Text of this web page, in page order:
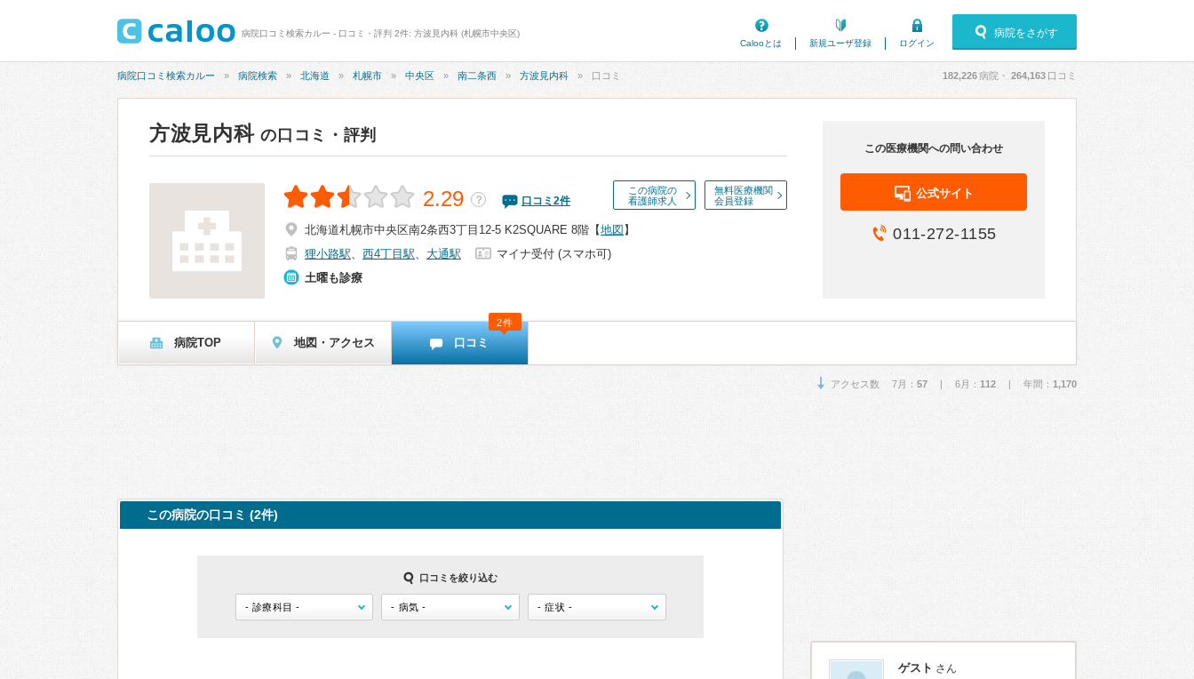
病院口コミ検索カルー - 口コミ・評判 2件: 方波見内科 (札幌市中央区)
Calooとは
新規ユーザ登録 ログイン
病院をさがす
病院口コミ検索カルー 病院検索 北海道 札幌市 中央区 南二条西 方波見内科 口コミ 182,226病院・ 264,163 口コミ
方波見内科 の口コミ・評判
この病院の
看護師求人
無料医療機関
会員登録
2.29 ？ 口コミ 2件
北海道札幌市中央区南2条西3丁目12-5 K2SQUARE 8階 【地図 】
狸小路駅、 西4丁目駅、 大通駅
マイナ受付 (スマホ可)
土曜も診療
この医療機関への問い合わせ
公式サイト
011-272-1155
病院TOP 地図・アクセス 口コミ
2件
アクセス数 7月： 57 | 6月： 112 | 年間： 1,170
この病院の口コミ (2件)
口コミを絞り込む
ゲスト さん